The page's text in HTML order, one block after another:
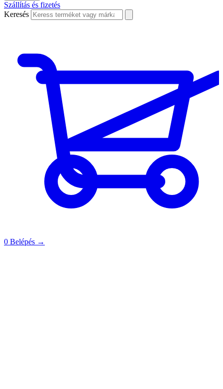
Szállítás és fizetés
Keresés
0 Belépés →